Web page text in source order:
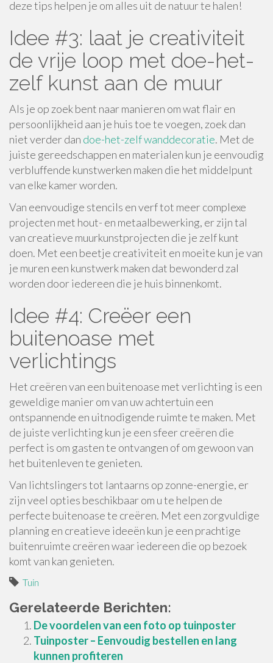
deze tips helpen je om alles uit de natuur te halen!
Idee #3: laat je creativiteit
de vrije loop met doe-het-
zelf kunst aan de muur
Als je op zoek bent naar manieren om wat flair en
persoonlijkheid aan je huis toe te voegen, zoek dan
niet verder dan doe-het-zelf wanddecoratie. Met de
juiste gereedschappen en materialen kun je eenvoudig
verbluffende kunstwerken maken die het middelpunt
van elke kamer worden.
Van eenvoudige stencils en verf tot meer complexe
projecten met hout- en metaalbewerking, er zijn tal
van creatieve muurkunstprojecten die je zelf kunt
doen. Met een beetje creativiteit en moeite kun je van
je muren een kunstwerk maken dat bewonderd zal
worden door iedereen die je huis binnenkomt.
Idee #4: Creëer een
buitenoase met
verlichtings
Het creëren van een buitenoase met verlichting is een
geweldige manier om van uw achtertuin een
ontspannende en uitnodigende ruimte te maken. Met
de juiste verlichting kun je een sfeer creëren die
perfect is om gasten te ontvangen of om gewoon van
het buitenleven te genieten.
Van lichtslingers tot lantaarns op zonne-energie, er
zijn veel opties beschikbaar om u te helpen de
perfecte buitenoase te creëren. Met een zorgvuldige
planning en creatieve ideeën kun je een prachtige
buitenruimte creëren waar iedereen die op bezoek
komt van kan genieten.
Tuin
Gerelateerde Berichten:
De voordelen van een foto op tuinposter
Tuinposter – Eenvoudig bestellen en lang
kunnen profiteren